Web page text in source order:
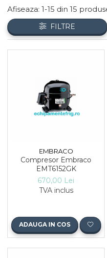
Afiseaza: 1-15 din 15
FILTRE
EMBRACO
Compresor Embraco
EMT6152GK
670,00 Lei
TVA inclus
ADAUGA IN COS